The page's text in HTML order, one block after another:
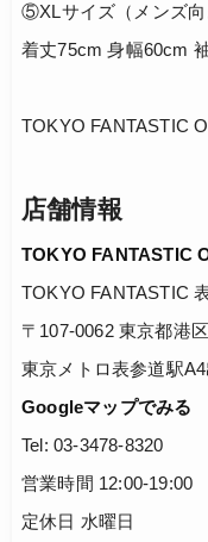
⑤XLサイズ（メンズ向
着丈75cm 身幅60cm
TOKYO FANTASTIC
店舗情報
TOKYO FANTASTIC
TOKYO FANTASTIC
〒107-0062 東京都港
東京メトロ表参道駅A4
Googleマップでみる
Tel: 03-3478-8320
営業時間 12:00-19:00
定休日 水曜日